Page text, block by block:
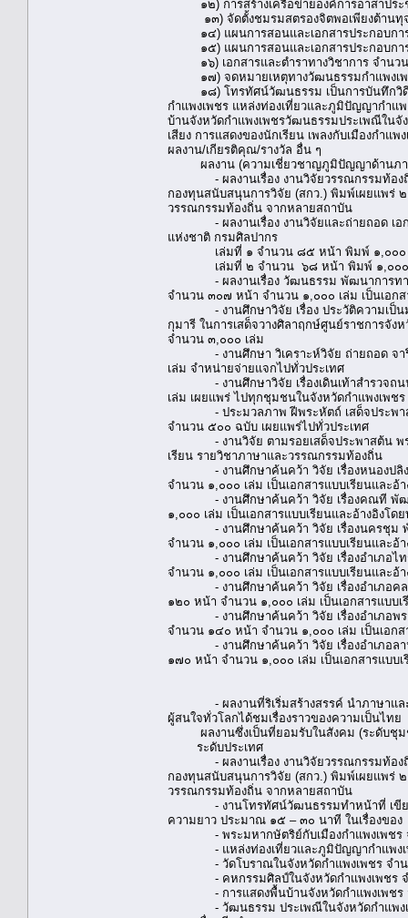
๑๒) การสร้างเครือข่ายองค์การอาสาประ
๑๓) จัดตั้งชมรมสตรองจิตพอเพียงต้านทุจ
๑๔) แผนการสอนและเอกสารประกอบการ
๑๕) แผนการสอนและเอกสารประกอบการ
๑๖) เอกสารและตำราทางวิชาการ จำนวน
๑๗) จดหมายเหตุทางวัฒนธรรมกำแพงเพชร
๑๘) โทรทัศน์วัฒนธรรม เป็นการบันทึกวิดีทัศ
กำแพงเพชร แหล่งท่องเที่ยวและภูมิปัญญากำแ
บ้านจังหวัดกำแพงเพชรวัฒนธรรมประเพณีในจั
เสียง การแสดงของนักเรียน เพลงกับเมืองกำ
ผลงาน/เกียรติคุณ/รางวัล อื่น ๆ
ผลงาน (ความเชี่ยวชาญภูมิปัญญาด้านภาษ
- ผลงานเรื่อง งานวิจัยวรรณกรรมท้องถิ่น
กองทุนสนับสนุนการวิจัย (สกว.) พิมพ์เผยแพร่
วรรณกรรมท้องถิ่น จากหลายสถาบัน
- ผลงานเรื่อง งานวิจัยและถ่ายถอด เอกส
แห่งชาติ กรมศิลปากร
เล่มที่ ๑ จำนวน ๘๕ หน้า พิมพ์ ๑,๐๐๐
เล่มที่ ๒ จำนวน ๖๘ หน้า พิมพ์ ๑,๐๐๐
- ผลงานเรื่อง วัฒนธรรม พัฒนาการทางป
จำนวน ๓๐๗ หน้า จำนวน ๑,๐๐๐ เล่ม เป็นเอกส
- งานศึกษาวิจัย เรื่อง ประวัติความเป็นมา
กุมารี ในการเสด็จวางศิลาฤกษ์ศูนย์ราชการ
จำนวน ๓,๐๐๐ เล่ม
- งานศึกษา วิเคราะห์วิจัย ถ่ายถอด จารึ
เล่ม จำหน่ายจ่ายแจกไปทั่วประเทศ
- งานศึกษาวิจัย เรื่องเดินเท้าสำรวจถนน
เล่ม เผยแพร่ ไปทุกชุมชนในจังหวัดกำแพงเพช
- ประมวลภาพ ฝีพระหัตถ์ เสด็จประพาสต้น
จำนวน ๕๐๐ ฉบับ เผยแพร่ไปทั่วประเทศ
- งานวิจัย ตามรอยเสด็จประพาสต้น พระ
เรียน รายวิชาภาษาและวรรณกรรมท้องถิ่น
- งานศึกษาค้นคว้า วิจัย เรื่องหนองปลิง
จำนวน ๑,๐๐๐ เล่ม เป็นเอกสารแบบเรียนและอ้
- งานศึกษาค้นคว้า วิจัย เรื่องคณที พัฒนา
๑,๐๐๐ เล่ม เป็นเอกสารแบบเรียนและอ้างอิงโด
- งานศึกษาค้นคว้า วิจัย เรื่องนครชุม พัฒ
จำนวน ๑,๐๐๐ เล่ม เป็นเอกสารแบบเรียนและอ้
- งานศึกษาค้นคว้า วิจัย เรื่องอำเภอไทร
จำนวน ๑,๐๐๐ เล่ม เป็นเอกสารแบบเรียนและอ้
- งานศึกษาค้นคว้า วิจัย เรื่องอำเภอคลอ
๑๒๐ หน้า จำนวน ๑,๐๐๐ เล่ม เป็นเอกสารแบบเ
- งานศึกษาค้นคว้า วิจัย เรื่องอำเภอพรา
จำนวน ๑๔๐ หน้า จำนวน ๑,๐๐๐ เล่ม เป็นเอกส
- งานศึกษาค้นคว้า วิจัย เรื่องอำเภอลาน
๑๗๐ หน้า จำนวน ๑,๐๐๐ เล่ม เป็นเอกสารแบบ
- ผลงานที่ริเริ่มสร้างสรรค์ นำภาษาและวั
ผู้สนใจทั่วโลกได้ชมเรื่องราวของความเป็นไทย
ผลงานซึ่งเป็นที่ยอมรับในสังคม (ระดับชุมช
ระดับประเทศ
- ผลงานเรื่อง งานวิจัยวรรณกรรมท้องถิ่น
กองทุนสนับสนุนการวิจัย (สกว.) พิมพ์เผยแพร่
วรรณกรรมท้องถิ่น จากหลายสถาบัน
- งานโทรทัศน์วัฒนธรรมทำหน้าที่ เขียนบท
ความยาว ประมาณ ๑๕ – ๓๐ นาที ในเรื่องของ
- พระมหากษัตริย์กับเมืองกำแพงเพชร
- แหล่งท่องเที่ยวและภูมิปัญญากำแพงเ
- วัดโบราณในจังหวัดกำแพงเพชร จำน
- คหกรรมศิลป์ในจังหวัดกำแพงเพชร จ
- การแสดงพื้นบ้านจังหวัดกำแพงเพชร
- วัฒนธรรม ประเพณีในจังหวัดกำแพงเ